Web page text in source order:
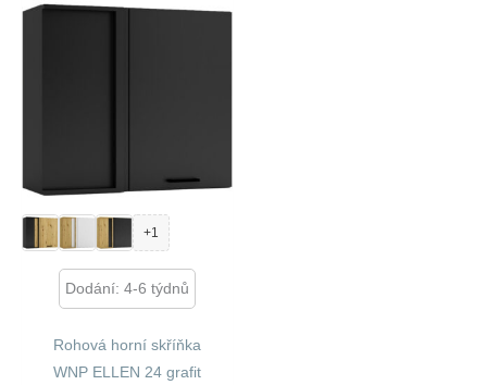
+1
Dodání: 4-6 týdnů
Rohová horní skříňka
WNP ELLEN 24 grafit